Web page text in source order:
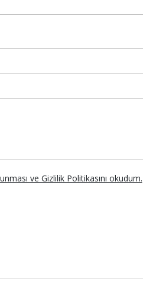
ve Gizlilik Politikasını okudum.